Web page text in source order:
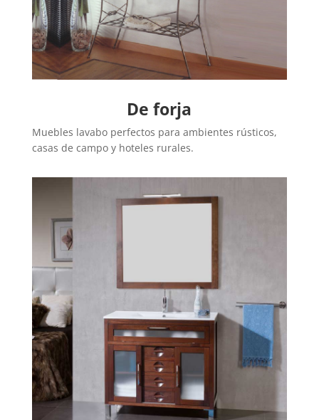
De forja
Muebles lavabo perfectos para ambientes rústicos,
casas de campo y hoteles rurales.